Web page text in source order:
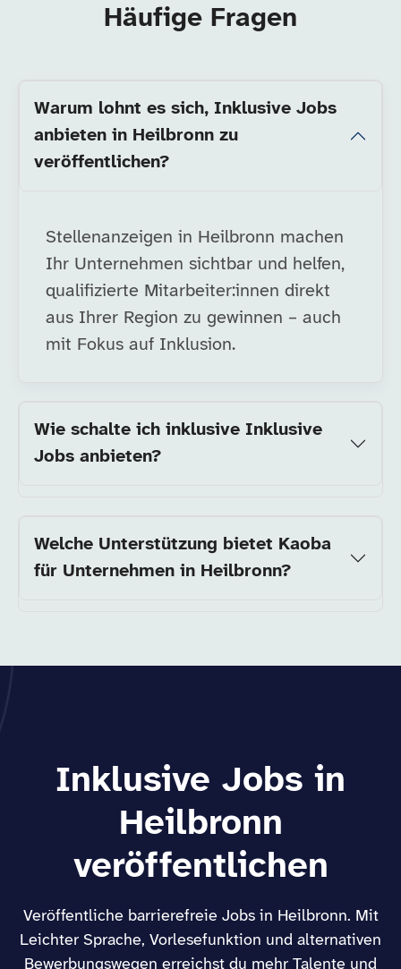
Häufige Fragen
Warum lohnt es sich, Inklusive Jobs
anbieten in Heilbronn zu
veröffentlichen?
Stellenanzeigen in Heilbronn machen
Ihr Unternehmen sichtbar und helfen,
qualifizierte Mitarbeiter:innen direkt
aus Ihrer Region zu gewinnen – auch
mit Fokus auf Inklusion.
Wie schalte ich inklusive Inklusive
Jobs anbieten?
Welche Unterstützung bietet Kaoba
für Unternehmen in Heilbronn?
Inklusive Jobs in
Heilbronn
veröffentlichen
Veröffentliche barrierefreie Jobs in Heilbronn. Mit
Leichter Sprache, Vorlesefunktion und alternativen
Bewerbungswegen erreichst du mehr Talente und